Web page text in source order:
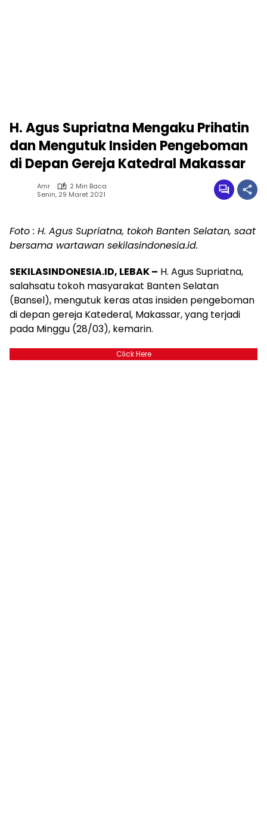
H. Agus Supriatna Mengaku Prihatin
dan Mengutuk Insiden Pengeboman
di Depan Gereja Katedral Makassar
Amr
2 Min Baca
Senin, 29 Maret 2021
Foto : H. Agus Supriatna, tokoh Banten Selatan, saat
bersama wartawan sekilasindonesia.id.
SEKILASINDONESIA.ID, LEBAK – H. Agus Supriatna,
salahsatu tokoh masyarakat Banten Selatan
(Bansel), mengutuk keras atas insiden pengeboman
di depan gereja Katederal, Makassar, yang terjadi
pada Minggu (28/03), kemarin.
Click Here